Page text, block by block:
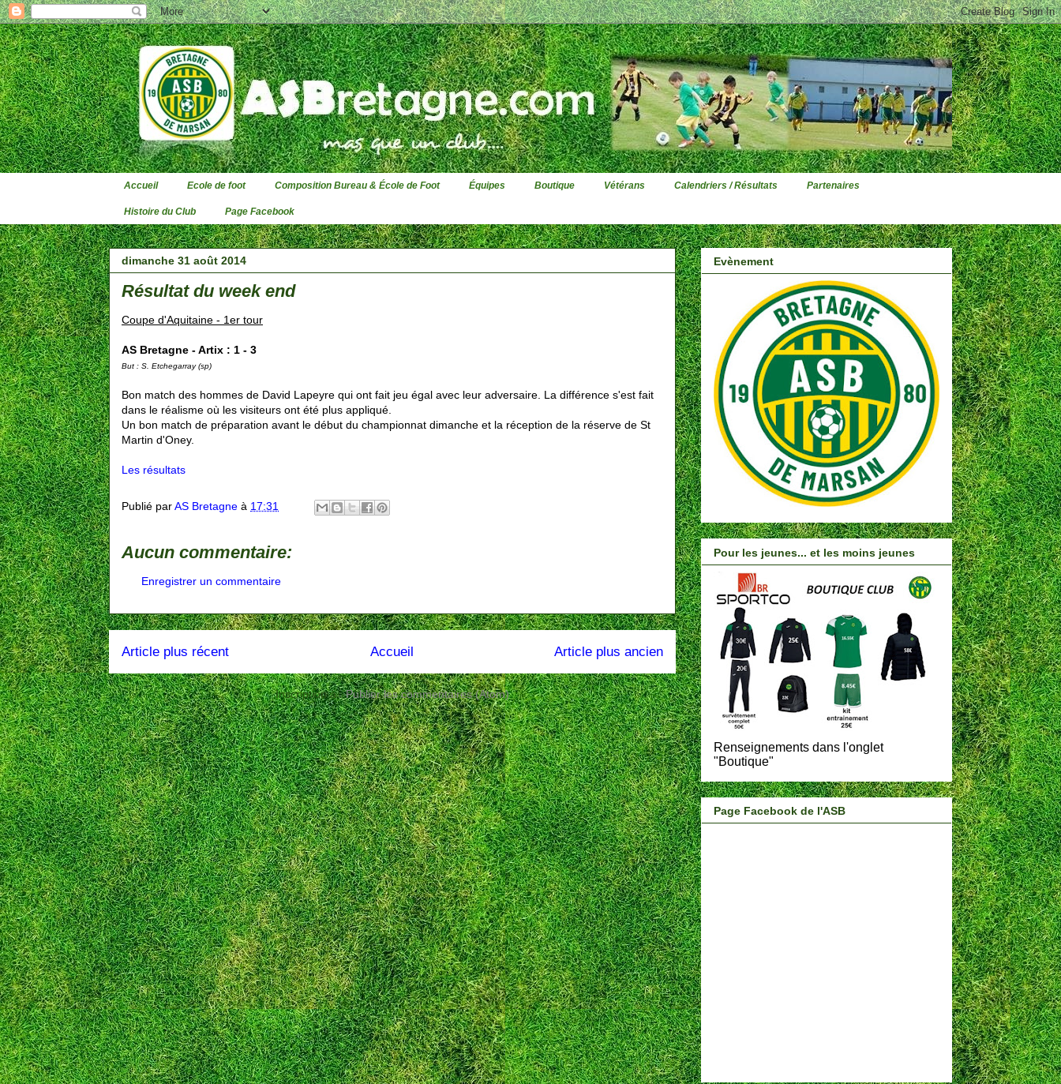
Accueil Ecole de foot Composition Bureau & École de Foot Équipes Boutique Vétérans Calendriers / Résultats Partenaires
Histoire du Club Page Facebook
dimanche 31 août 2014
Résultat du week end
Coupe d'Aquitaine - 1er tour
AS Bretagne - Artix : 1 - 3
But : S. Etchegarray (sp)
Bon match des hommes de David Lapeyre qui ont fait jeu égal avec leur adversaire. La différence s'est fait
dans le réalisme où les visiteurs ont été plus appliqué.
Un bon match de préparation avant le début du championnat dimanche et la réception de la réserve de St
Martin d'Oney.
Les résultats
Publié parAS Bretagne à 17:31
Aucun commentaire:
Enregistrer un commentaire
Article plus récent Article plus ancien
Accueil
Inscription à :Publier les commentaires (Atom)
Evènement
Pour les jeunes... et les moins jeunes
Renseignements dans l'onglet
"Boutique"
Page Facebook de l'ASB